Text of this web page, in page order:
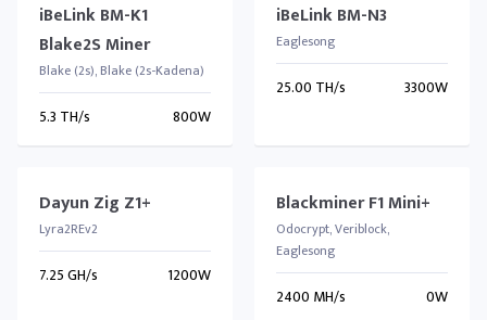
iBeLink BM-K1
Blake2S Miner
Blake (2s), Blake (2s-Kadena)
5.3 TH/s 800W
iBeLink BM-N3
Eaglesong
25.00 TH/s 3300W
Dayun Zig Z1+
Lyra2REv2
7.25 GH/s 1200W
Blackminer F1 Mini+
Odocrypt, Veriblock,
Eaglesong
2400 MH/s 0W